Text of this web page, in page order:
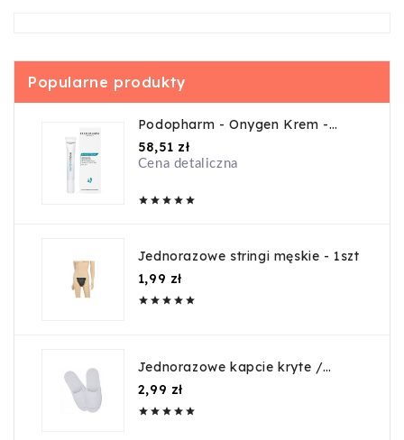
Popularne produkty
Podopharm - Onygen Krem -
20ml
58,51 złCena
Cena detaliczna
    
Jednorazowe stringi męskie - 1szt
1,99 zł
    
Jednorazowe kapcie kryte /
guma
2,99 zł
    